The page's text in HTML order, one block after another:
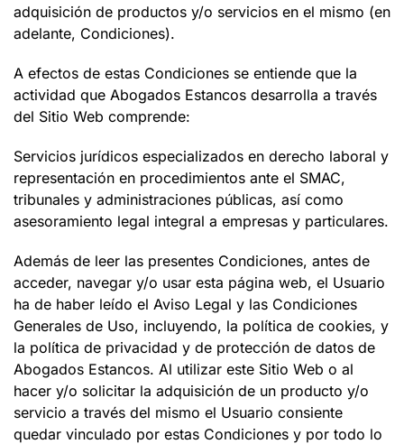
adquisición de productos y/o servicios en el mismo (en
adelante, Condiciones).
A efectos de estas Condiciones se entiende que la
actividad que Abogados Estancos desarrolla a través
del Sitio Web comprende:
Servicios jurídicos especializados en derecho laboral y
representación en procedimientos ante el SMAC,
tribunales y administraciones públicas, así como
asesoramiento legal integral a empresas y particulares.
Además de leer las presentes Condiciones, antes de
acceder, navegar y/o usar esta página web, el Usuario
ha de haber leído el Aviso Legal y las Condiciones
Generales de Uso, incluyendo, la política de cookies, y
la política de privacidad y de protección de datos de
Abogados Estancos. Al utilizar este Sitio Web o al
hacer y/o solicitar la adquisición de un producto y/o
servicio a través del mismo el Usuario consiente
quedar vinculado por estas Condiciones y por todo lo